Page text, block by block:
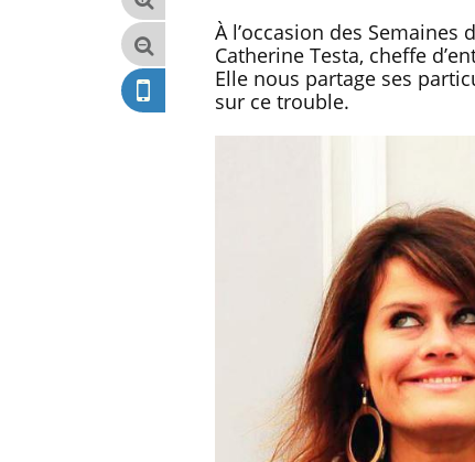
À l’occasion des
Catherine Testa, cheffe
Elle nous partage ses
sur ce trouble.